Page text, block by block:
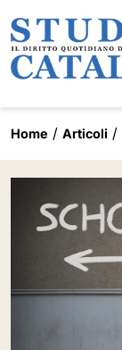
Home Articoli